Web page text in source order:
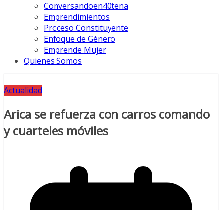
Conversandoen40tena
Emprendimientos
Proceso Constituyente
Enfoque de Género
Emprende Mujer
Quienes Somos
Actualidad
Arica se refuerza con carros comando
y cuarteles móviles